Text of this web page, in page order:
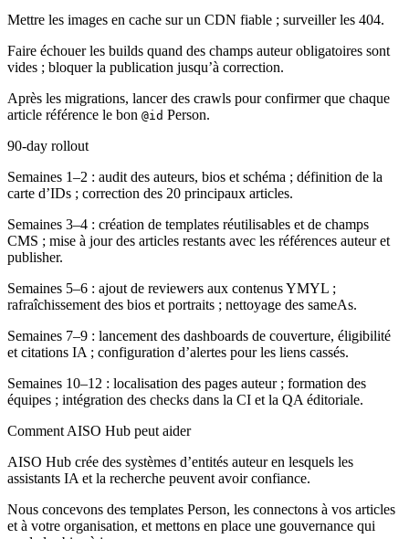
Mettre les images en cache sur un CDN fiable ; surveiller les 404.
Faire échouer les builds quand des champs auteur obligatoires sont
vides ; bloquer la publication jusqu’à correction.
Après les migrations, lancer des crawls pour confirmer que chaque
article référence le bon @id Person.
90-day rollout
Semaines 1–2 : audit des auteurs, bios et schéma ; définition de la
carte d’IDs ; correction des 20 principaux articles.
Semaines 3–4 : création de templates réutilisables et de champs
CMS ; mise à jour des articles restants avec les références auteur et
publisher.
Semaines 5–6 : ajout de reviewers aux contenus YMYL ;
rafraîchissement des bios et portraits ; nettoyage des sameAs.
Semaines 7–9 : lancement des dashboards de couverture, éligibilité
et citations IA ; configuration d’alertes pour les liens cassés.
Semaines 10–12 : localisation des pages auteur ; formation des
équipes ; intégration des checks dans la CI et la QA éditoriale.
Comment AISO Hub peut aider
AISO Hub crée des systèmes d’entités auteur en lesquels les
assistants IA et la recherche peuvent avoir confiance.
Nous concevons des templates Person, les connectons à vos articles
et à votre organisation, et mettons en place une gouvernance qui